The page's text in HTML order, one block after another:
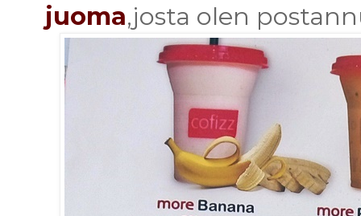
juoma,josta olen